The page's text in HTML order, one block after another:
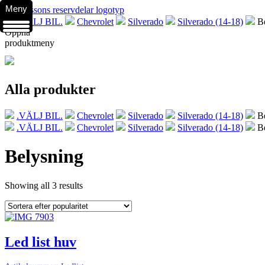
.VÄLJ BIL. Chevrolet Silverado Silverado (14-18)
Öppna
produktmeny
Alla produkter
.VÄLJ BIL. Chevrolet Silverado Silverado (14-18)
.VÄLJ BIL.
Chevrolet Silverado Silverado (14-18)
Belysning
Showing all 3 results
Led list huv
Meny